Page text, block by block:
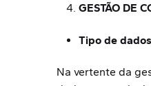
GESTÃO DE
Tipo de
Na vertente da